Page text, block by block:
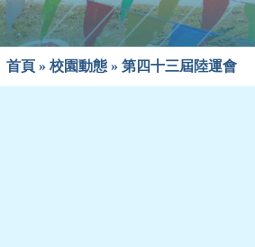
首頁 » 校園動態 » 第四十三屆陸運會